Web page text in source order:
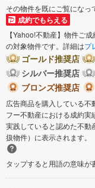
その物件を既にご覧になっ
成約でもらえる
【Yahoo!不動産】物件ご
の対象物件です。詳細はプ
ゴールド推奨店
シルバー推奨店
ブロンズ推奨店
広告商品を購入している
フー不動産における成約
実践していると認めた不動
扱物件）に表示されます。
タップすると用語の意味が